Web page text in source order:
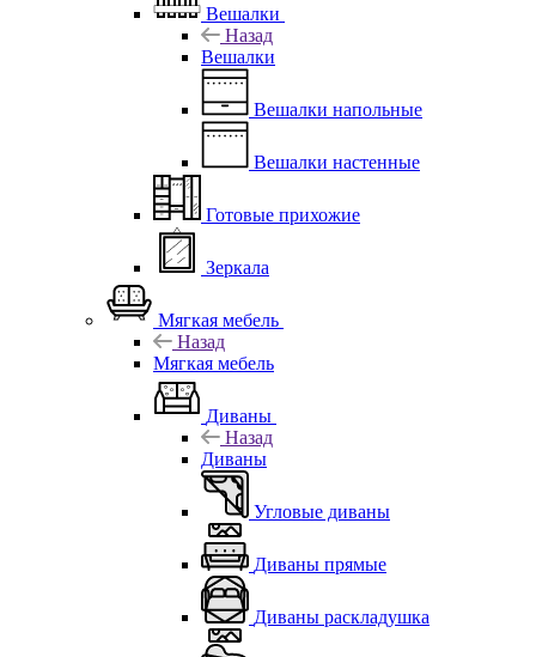
Вешалки
Назад
Вешалки
Вешалки напольные
Вешалки настенные
Готовые прихожие
Зеркала
Мягкая мебель
Назад
Мягкая мебель
Диваны
Назад
Диваны
Угловые диваны
Диваны прямые
Диваны раскладушка